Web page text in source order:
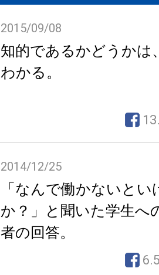
2015/09/08
知的であるかどうかは
わかる。
2014/12/25
「なんで働かないと
か？」と聞いた学生へ
者の回答。